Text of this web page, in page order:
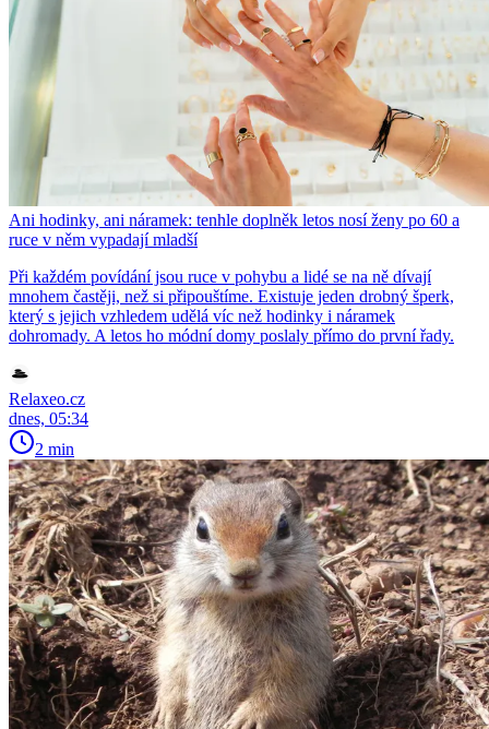
Ani hodinky, ani náramek: tenhle doplněk letos nosí ženy po 60 a
ruce v něm vypadají mladší
Při každém povídání jsou ruce v pohybu a lidé se na ně dívají
mnohem častěji, než si připouštíme. Existuje jeden drobný šperk,
který s jejich vzhledem udělá víc než hodinky i náramek
dohromady. A letos ho módní domy poslaly přímo do první řady.
Relaxeo.cz
dnes, 05:34
2 min